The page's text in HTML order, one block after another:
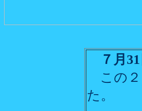
７月
この２
た。